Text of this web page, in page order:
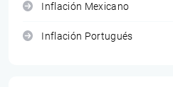
Inflación Mexicano
Inflación Portugués